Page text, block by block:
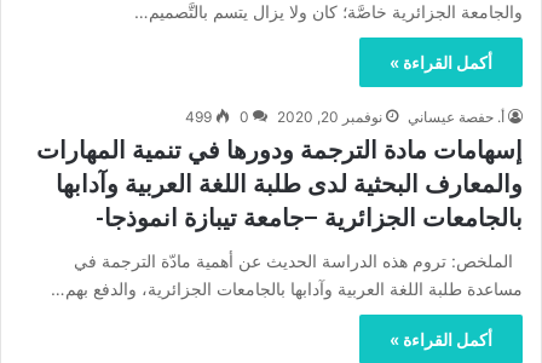
والجامعة الجزائرية خاصَّة؛ كان ولا يزال يتسم بالتَّصميم…
أكمل القراءة »
أ. حفصة عيساني نوفمبر 20, 2020 0
499
إسهامات مادة الترجمة ودورها في تنمية المهارات
والمعارف البحثية لدى طلبة اللغة العربية وآدابها
بالجامعات الجزائرية –جامعة تيبازة انموذجا-
الملخص: تروم هذه الدراسة الحديث عن أهمية مادّة الترجمة في
مساعدة طلبة اللغة العربية وآدابها بالجامعات الجزائرية، والدفع بهم…
أكمل القراءة »